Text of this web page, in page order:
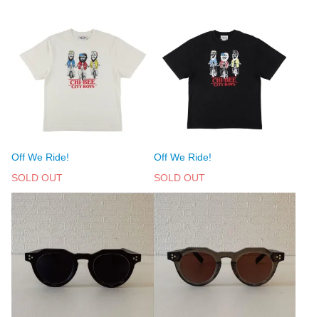
Off We Ride!
SOLD OUT
Off We Ride!
SOLD OUT